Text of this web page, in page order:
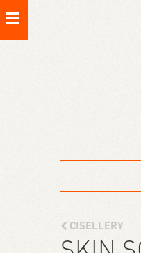
CISELLERY